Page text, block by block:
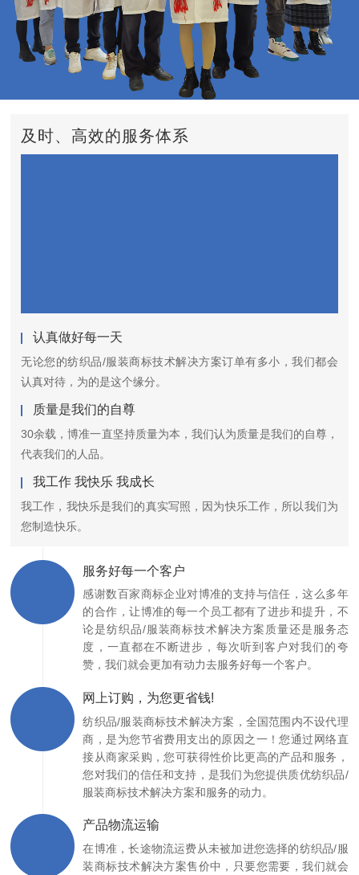
及时、高效的服务体系
认真做好每一天
无论您的纺织品/服装商标技术解决方案订单有多小，我们都会
认真对待，为的是这个缘分。
质量是我们的自尊
30余载，博准一直坚持质量为本，我们认为质量是我们的自尊，
代表我们的人品。
我工作 我快乐 我成长
我工作，我快乐是我们的真实写照，因为快乐工作，所以我们为
您制造快乐。
服务好每一个客户
感谢数百家商标企业对博准的支持与信任，这么多年
的合作，让博准的每一个员工都有了进步和提升，不
论是纺织品/服装商标技术解决方案质量还是服务态
度，一直都在不断进步，每次听到客户对我们的夸
赞，我们就会更加有动力去服务好每一个客户。
网上订购，为您更省钱!
纺织品/服装商标技术解决方案，全国范围内不设代理
商，是为您节省费用支出的原因之一！您通过网络直
接从商家采购，您可获得性价比更高的产品和服务，
您对我们的信任和支持，是我们为您提供质优纺织品/
服装商标技术解决方案和服务的动力。
产品物流运输
在博准，长途物流运费从未被加进您选择的纺织品/服
装商标技术解决方案售价中，只要您需要，我们就会